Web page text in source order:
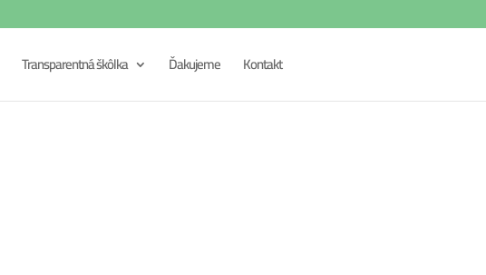
Transparentná škôlka Ďakujeme Kontakt